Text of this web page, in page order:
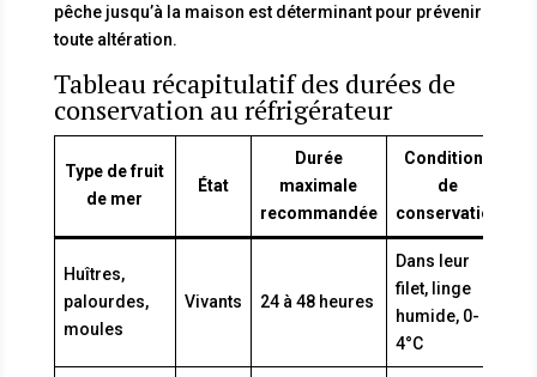
pêche jusqu’à la maison est déterminant pour prévenir
toute altération.
Tableau récapitulatif des durées de
conservation au réfrigérateur
Type de fruit
de mer
État
Durée
maximale
recommandée
Conditions
de
conservation
Huîtres,
palourdes,
moules
Vivants 24 à 48 heures
Dans leur
filet, linge
humide, 0-
4°C